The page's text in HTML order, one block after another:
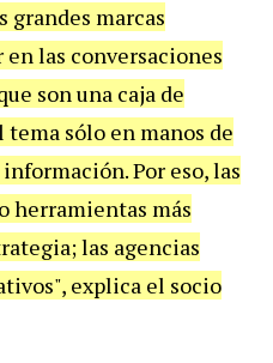
grandes marcas
las conversaciones
son una caja de
tema sólo en manos de
Por eso, las
herramientas más
las agencias
explica el socio